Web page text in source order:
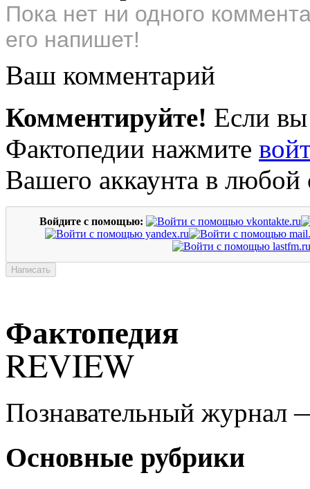
Пока нет ни одного
его напишет!
Ваш комментарий
Комментируйте! Если вы
Фактопедии нажмите
Вашего аккаунта в любой
Войдите с помощью:
Фактопедия
REVIEW
Познавательный журнал
Основные рубрики